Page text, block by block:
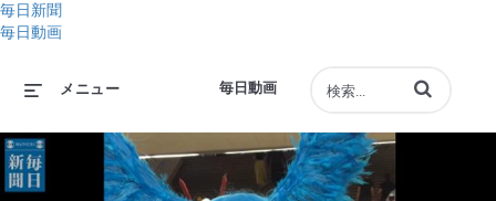
毎日新聞
毎日動画
毎日動画
メニュー 動画の検索語句